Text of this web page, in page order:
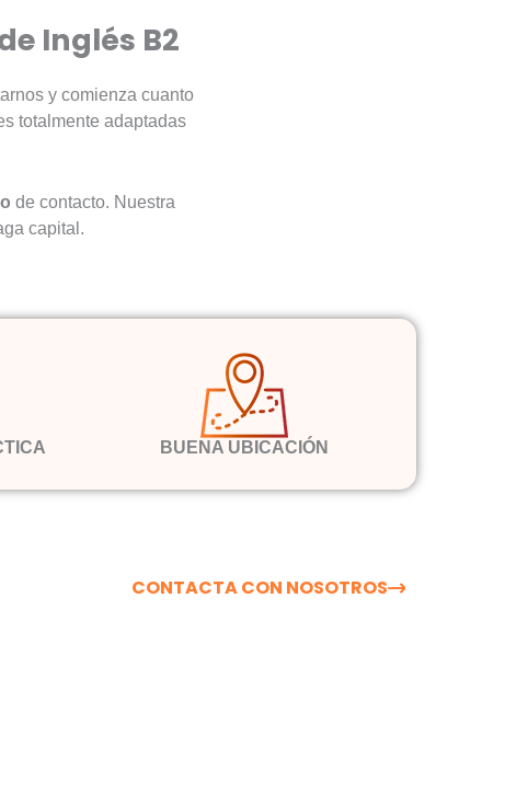
Inglés B2
y comienza cuanto
totalmente adaptadas
de contacto. Nuestra
capital.
BUENA UBICACIÓN
CONTACTA CON NOSOTROS